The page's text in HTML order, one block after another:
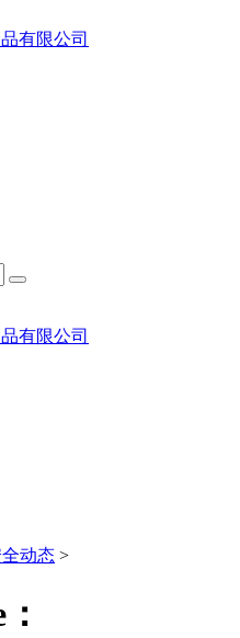
动态 >